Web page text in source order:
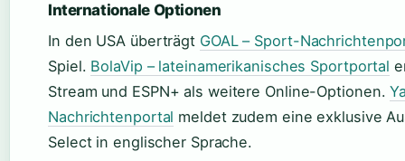
Internationale Optionen
In den USA überträgt GOAL – Sport-
Spiel. BolaVip – lateinamerikanisches Sportportal
Stream und ESPN+ als weitere Online-Optionen.
Nachrichtenportal meldet zudem eine exklusive
Select in englischer Sprache.